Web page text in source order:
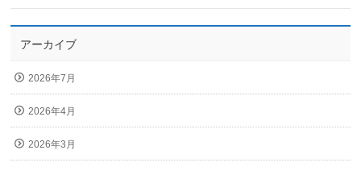
アーカイブ
2026年7月
2026年4月
2026年3月